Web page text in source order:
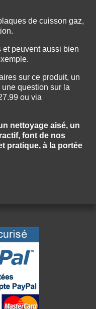
de cuisson gaz,
et peuvent aussi bien
sur ce produit, un
question sur la
ou via
nettoyage aisé, un
font de nos
pratique, à la portée